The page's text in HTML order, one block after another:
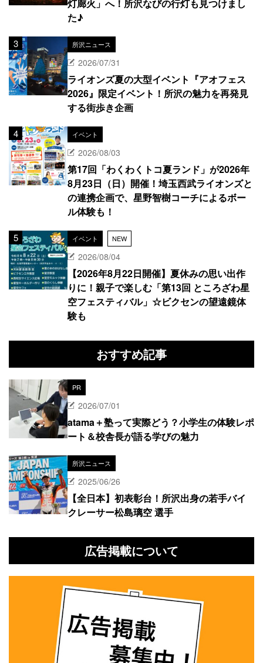
灯廊火」へ！所沢なびの行灯も見つけまし
た♪
所沢ニュース
2026/07/31
ライオンズ夏の大型イベント『アオフェス
2026』限定イベント！所沢の魅力を再発見
する街歩き企画
イベント
2026/08/03
第17回「わくわくトコ夏ランド」が2026年
8月23日（日）開催！埼玉西武ライオンズと
の連携企画で、星野智樹コーチによるボー
ル体験も！
イベント NEW
2026/08/04
【2026年8月22日開催】夏休みの思い出作
りに！親子で楽しむ「第13回 ところざわ星
空フェスティバル」☆ビクセンの望遠鏡体
験も
おすすめ記事
PR
2026/07/01
atama＋塾って実際どう？小学生の体験レポ
ート＆校舎長が語る学びの魅力
所沢ニュース
2025/06/26
【全日本】初表彰台！所沢出身の若手バイ
クレーサー松島璃空 選手
広告掲載について